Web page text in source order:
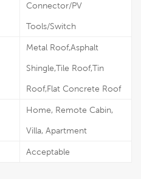
Connector/PV
Tools/Switch
Metal Roof,Asphalt
Shingle,Tile Roof,Tin
Roof,Flat Concrete Roof
Home, Remote Cabin,
Villa, Apartment
Acceptable